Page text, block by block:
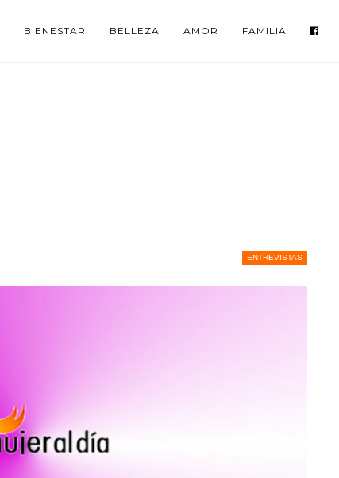
BIENESTAR BELLEZA AMOR FAMILIA
ENTREVISTAS